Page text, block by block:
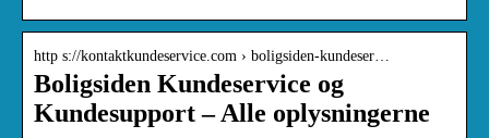
http s://kontaktkundeservice.com › boligsiden-kundeser…
Boligsiden Kundeservice og
Kundesupport – Alle oplysningerne